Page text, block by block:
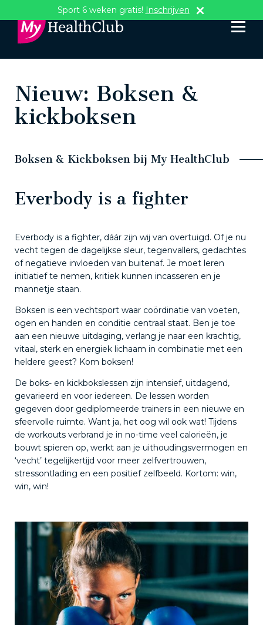
Sport 6 weken gratis! Inschrijven
Nieuw: Boksen &
kickboksen
Boksen & Kickboksen bij My HealthClub
Everbody is a fighter
Everbody is a fighter, dáár zijn wij van overtuigd. Of je nu
vecht tegen de dagelijkse sleur, tegenvallers, gedachtes
of negatieve invloeden van buitenaf. Je moet leren
initiatief te nemen, kritiek kunnen incasseren en je
mannetje staan.
Boksen is een vechtsport waar coördinatie van voeten,
ogen en handen en conditie centraal staat. Ben je toe
aan een nieuwe uitdaging, verlang je naar een krachtig,
vitaal, sterk en energiek lichaam in combinatie met een
heldere geest? Kom boksen!
De boks- en kickbokslessen zijn intensief, uitdagend,
gevarieerd en voor iedereen. De lessen worden
gegeven door gediplomeerde trainers in een nieuwe en
sfeervolle ruimte. Want ja, het oog wil ook wat! Tijdens
de workouts verbrand je in no-time veel calorieën, je
bouwt spieren op, werkt aan je uithoudingsvermogen en
‘vecht’ tegelijkertijd voor meer zelfvertrouwen,
stressontlading en een positief zelfbeeld. Kortom: win,
win, win!